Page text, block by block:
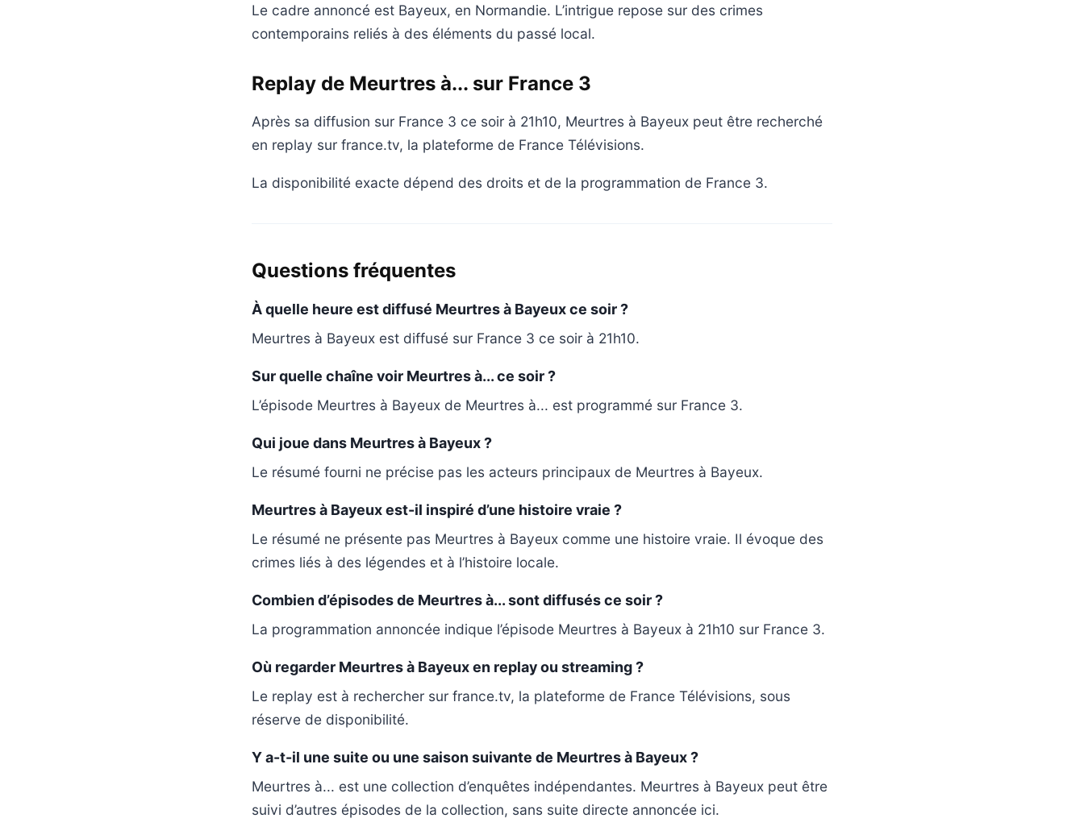
Le cadre annoncé est Bayeux, en Normandie. L’intrigue repose sur des crimes
contemporains reliés à des éléments du passé local.
Replay de Meurtres à... sur France 3
Après sa diffusion sur France 3 ce soir à 21h10, Meurtres à Bayeux peut être recherché
en replay sur france.tv, la plateforme de France Télévisions.
La disponibilité exacte dépend des droits et de la programmation de France 3.
Questions fréquentes
À quelle heure est diffusé Meurtres à Bayeux ce soir ?
Meurtres à Bayeux est diffusé sur France 3 ce soir à 21h10.
Sur quelle chaîne voir Meurtres à... ce soir ?
L’épisode Meurtres à Bayeux de Meurtres à... est programmé sur France 3.
Qui joue dans Meurtres à Bayeux ?
Le résumé fourni ne précise pas les acteurs principaux de Meurtres à Bayeux.
Meurtres à Bayeux est-il inspiré d’une histoire vraie ?
Le résumé ne présente pas Meurtres à Bayeux comme une histoire vraie. Il évoque des
crimes liés à des légendes et à l’histoire locale.
Combien d’épisodes de Meurtres à... sont diffusés ce soir ?
La programmation annoncée indique l’épisode Meurtres à Bayeux à 21h10 sur France 3.
Où regarder Meurtres à Bayeux en replay ou streaming ?
Le replay est à rechercher sur france.tv, la plateforme de France Télévisions, sous
réserve de disponibilité.
Y a-t-il une suite ou une saison suivante de Meurtres à Bayeux ?
Meurtres à... est une collection d’enquêtes indépendantes. Meurtres à Bayeux peut être
suivi d’autres épisodes de la collection, sans suite directe annoncée ici.